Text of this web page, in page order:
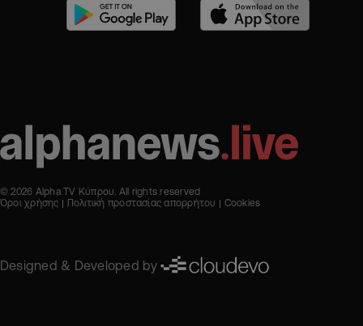
© 2026 Alpha TV Κύπρου. All rights reserved
Όροι χρήσης
Πολιτική προστασίας απορρήτου Cookies
Designed & Developed by